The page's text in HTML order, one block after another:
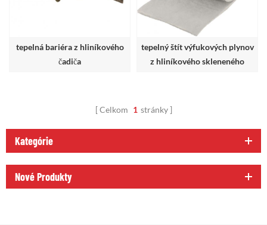
tepelná bariéra z hliníkového
čadiča
tepelný štít výfukových plynov
z hliníkového skleneného
Celkom 1 stránky
Kategórie
Nové Produkty